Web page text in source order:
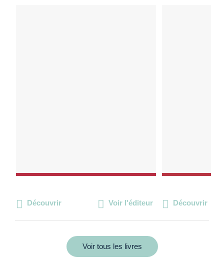
Découvrir Voir l'éditeur Découvrir
Voir tous les livres